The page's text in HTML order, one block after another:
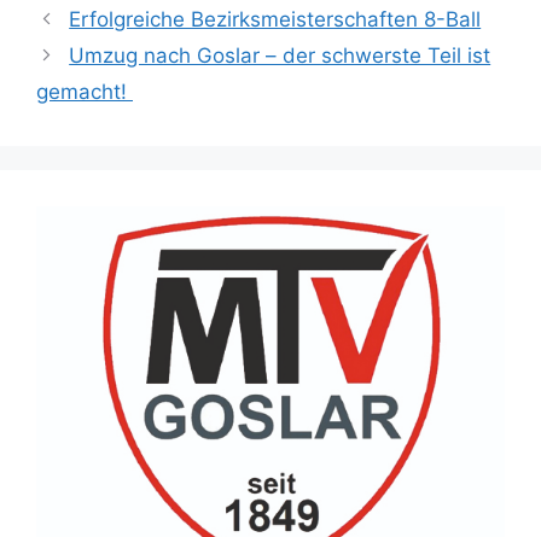
Erfolgreiche Bezirksmeisterschaften 8-Ball
Umzug nach Goslar – der schwerste Teil ist
gemacht!